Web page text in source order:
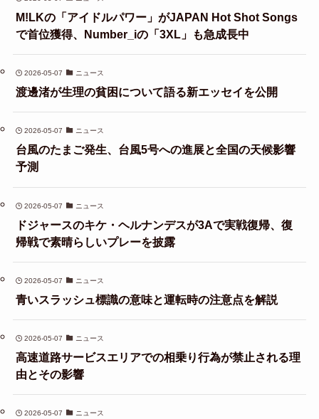
M!LKの「アイドルパワー」がJAPAN Hot Shot Songs
で首位獲得、Number_iの「3XL」も急成長中
2026-05-07 ニュース
渡邊渚が生理の貧困について語る新エッセイを公開
2026-05-07 ニュース
台風のたまご発生、台風5号への進展と全国の天候影響
予測
2026-05-07 ニュース
ドジャースのキケ・ヘルナンデスが3Aで実戦復帰、復
帰戦で素晴らしいプレーを披露
2026-05-07 ニュース
青いスラッシュ標識の意味と運転時の注意点を解説
2026-05-07 ニュース
高速道路サービスエリアでの相乗り行為が禁止される理
由とその影響
2026-05-07 ニュース